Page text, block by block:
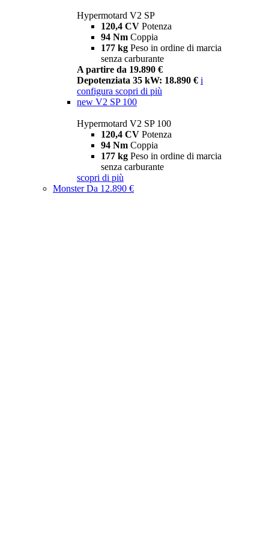
Hypermotard V2 SP
120,4 CV Potenza
94 Nm Coppia
177 kg Peso in ordine di marcia
senza carburante
A partire da 19.890 €
Depotenziata 35 kW: 18.890 € i
configura scopri di più
new V2 SP 100
Hypermotard V2 SP 100
120,4 CV Potenza
94 Nm Coppia
177 kg Peso in ordine di marcia
senza carburante
scopri di più
MonsterDa 12.890 €